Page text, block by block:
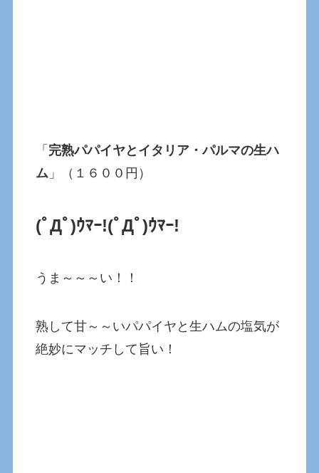
「 完熟パパイヤとイタリア・パルマの生ハ
ム 」（１６００円）
(ﾟДﾟ)ｳﾏｰ!(ﾟДﾟ)ｳﾏｰ!
うま～～～い！！
熟して甘～～いパパイヤと生ハムの塩気が
絶妙にマッチして旨い！